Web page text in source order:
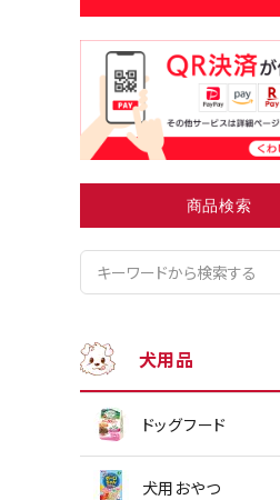
小型犬にオススメ
商品検索
犬用品
ドッグフード
犬用おやつ